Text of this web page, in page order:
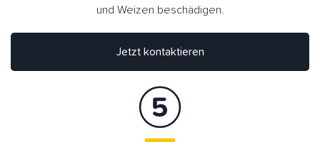
Jetzt kontaktieren
und Weizen beschädigen.